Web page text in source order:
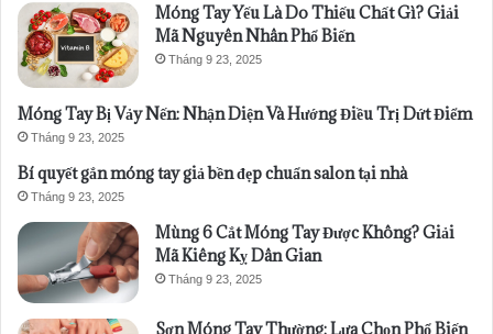
Móng Tay Yếu Là Do Thiếu Chất Gì? Giải
Mã Nguyên Nhân Phổ Biến
Tháng 9 23, 2025
Móng Tay Bị Vảy Nến: Nhận Diện Và Hướng Điều Trị Dứt Điểm
Tháng 9 23, 2025
Bí quyết gắn móng tay giả bền đẹp chuẩn salon tại nhà
Tháng 9 23, 2025
Mùng 6 Cắt Móng Tay Được Không? Giải
Mã Kiêng Kỵ Dân Gian
Tháng 9 23, 2025
Sơn Móng Tay Thường: Lựa Chọn Phổ Biến